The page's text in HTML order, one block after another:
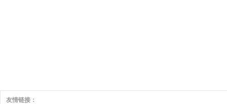
友情链接：